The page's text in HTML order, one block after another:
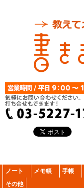
ノート メモ帳 手帳
その他